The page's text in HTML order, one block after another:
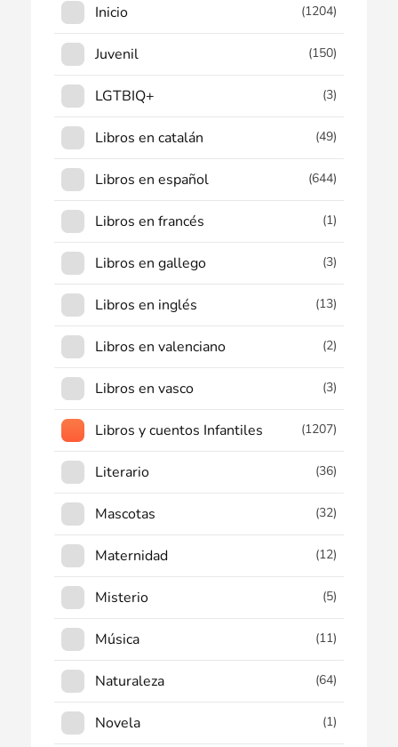
Inicio (1204)
Juvenil (150)
LGTBIQ+ (3)
Libros en catalán (49)
Libros en español (644)
Libros en francés (1)
Libros en gallego (3)
Libros en inglés (13)
Libros en valenciano (2)
Libros en vasco (3)
Libros y cuentos Infantiles (1207)
Literario (36)
Mascotas (32)
Maternidad (12)
Misterio (5)
Música (11)
Naturaleza (64)
Novela (1)